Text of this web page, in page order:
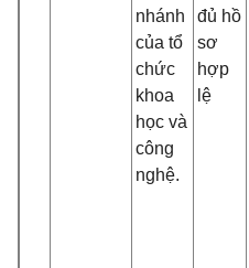
nhánh
của tổ
chức
khoa
học và
công
nghệ.
đủ hồ
sơ
hợp
lệ